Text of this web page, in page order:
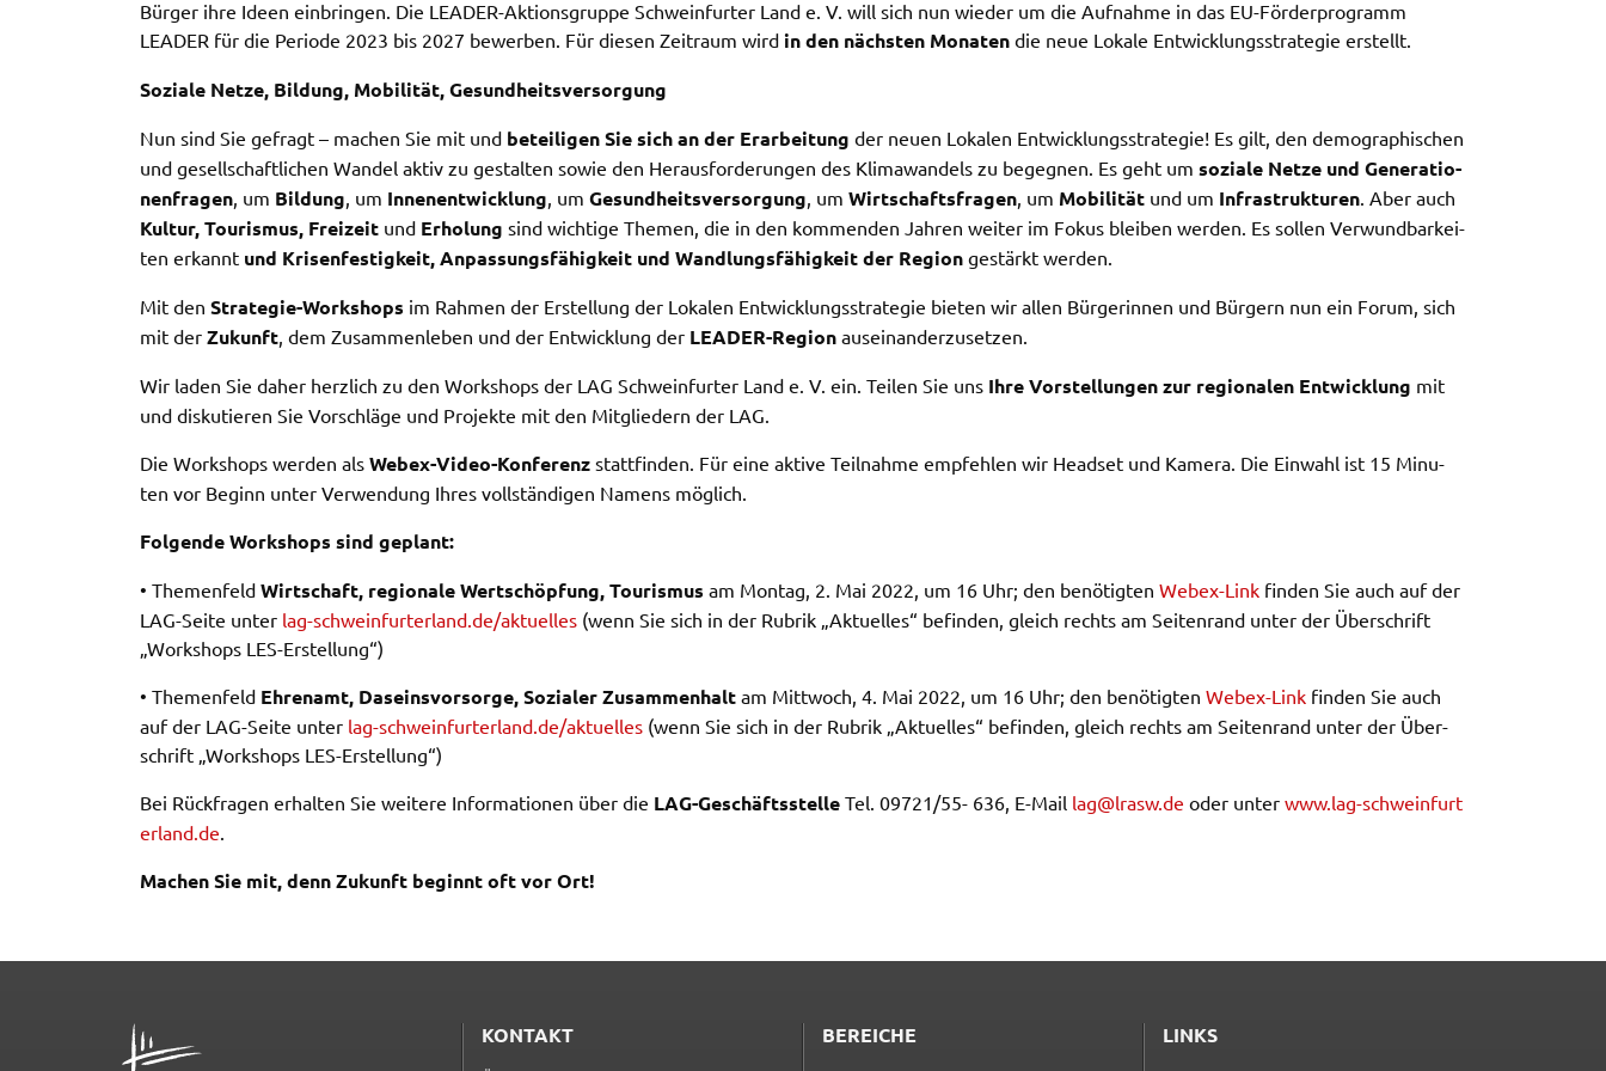
Bürger ihre Ideen einbrin­gen. Die LEADER-Akti­ons­grup­pe Schwein­fur­ter Land e. V. will sich nun wieder um die Aufnah­me in das EU-Förder­pro­gramm
LEADER für die Peri­ode 2023 bis 2027 bewer­ben. Für diesen Zeit­raum wird in den nächs­ten Mona­ten die neue Loka­le Entwick­lungs­stra­te­gie erstellt.
Sozia­le Netze, Bildung, Mobi­li­tät, Gesund­heits­ver­sor­gung
Nun sind Sie gefragt – machen Sie mit und betei­li­gen Sie sich an der Erar­bei­tung der neuen Loka­len Entwick­lungs­stra­te­gie! Es gilt, den demo­gra­phi­schen
und gesell­schaft­li­chen Wandel aktiv zu gestal­ten sowie den Heraus­for­de­run­gen des Klima­wan­dels zu begeg­nen. Es geht um sozia­le Netze und Gene­ra­tio­
nen­fra­gen , um Bildung , um Innen­ent­wick­lung , um Gesund­heits­ver­sor­gung , um Wirt­schafts­fra­gen , um Mobi­li­tät und um Infra­struk­tu­ren . Aber auch
Kultur, Touris­mus, Frei­zeit und Erho­lung sind wich­ti­ge Themen, die in den kommen­den Jahren weiter im Fokus blei­ben werden. Es sollen Verwund­bar­kei­
ten erkannt und Krisen­fes­tig­keit, Anpas­sungs­fä­hig­keit und Wand­lungs­fä­hig­keit der Regi­on gestärkt werden.
Mit den Stra­te­gie-Work­shops im Rahmen der Erstel­lung der Loka­len Entwick­lungs­stra­te­gie bieten wir allen Bürge­rin­nen und Bürgern nun ein Forum, sich
mit der Zukunft , dem Zusam­men­le­ben und der Entwick­lung der LEADER-Regi­on ausein­an­der­zu­set­zen.
Wir laden Sie daher herz­lich zu den Work­shops der LAG Schwein­fur­ter Land e. V. ein. Teilen Sie uns Ihre Vorstel­lun­gen zur regio­na­len Entwick­lung mit
und disku­tie­ren Sie Vorschlä­ge und Projek­te mit den Mitglie­dern der LAG.
Die Work­shops werden als Webex-Video-Konfe­renz statt­fin­den. Für eine akti­ve Teil­nah­me empfeh­len wir Head­set und Kame­ra. Die Einwahl ist 15 Minu­
ten vor Beginn unter Verwen­dung Ihres voll­stän­di­gen Namens möglich.
Folgen­de Work­shops sind geplant:
• Themen­feld Wirt­schaft, regio­na­le Wert­schöp­fung, Touris­mus am Montag, 2. Mai 2022, um 16 Uhr; den benö­tig­ten Webex-Link finden Sie auch auf der
LAG-Seite unter lag-schwein­furter­land.de/aktu­el­les (wenn Sie sich in der Rubrik „Aktu­el­les“ befin­den, gleich rechts am Seiten­rand unter der Über­schrift
„Work­shops LES-Erstel­lung“)
• Themen­feld Ehren­amt, Daseins­vor­sor­ge, Sozia­ler Zusam­men­halt am Mitt­woch, 4. Mai 2022, um 16 Uhr; den benö­tig­ten Webex-Link finden Sie auch
auf der LAG-Seite unter lag-schwein­furter­land.de/aktu­el­les (wenn Sie sich in der Rubrik „Aktu­el­les“ befin­den, gleich rechts am Seiten­rand unter der Über­
schrift „Work­shops LES-Erstel­lung“)
Bei Rück­fra­gen erhal­ten Sie weite­re Infor­ma­tio­nen über die LAG-Geschäfts­stel­le Tel. 09721/55- 636, E-Mail lag@​lrasw.​de oder unter www.​lag-​sch​wein​furt​
erla​nd.​de
Machen Sie mit, denn Zukunft beginnt oft vor Ort!
ADRESSE KONTAKT BEREICHE LINKS
Informationen über das Nutzerverhalten zu sammeln.
Anders als bei Geltung der DSGVO werden Sie insofern
sog. CLOUD-Act der USA eine Weitergabe an
Regierungsbehörden zu ermöglichen.
Weitere Informationen finden Sie in
Datenschutzhinweisen
YouTube
Anbieter: YouTube
Einwilligung erweiterter
Datenschutzmodus Youtube Videos
Google Maps
consent-google-maps
Anbieter: Google Maps
Anzeige Google Kartendienst
BayernAtlas
bayern_atlas
Anbieter:
Landesamt für Digitalisierung, Breitband
Unser Webanalyse-Tool Matomo verwendet Cookies. Mit
welcher Reihenfolge unsere Seiten besucht werden. Sie